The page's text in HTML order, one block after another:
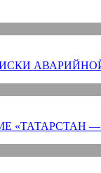
«ТАТАРСТАН